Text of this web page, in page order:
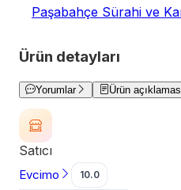
Paşabahçe Sürahi ve
Ürün detayları
Yorumlar Ürün
Satıcı
Evcimo 10.0